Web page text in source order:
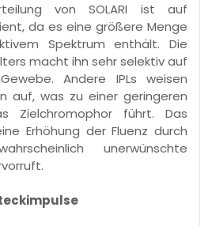
von SOLARI ist auf
da es eine größere Menge
Spektrum enthält. Die
macht ihn sehr selektiv auf
Andere IPLs weisen
auf, was zu einer geringeren
Zielchromophor führt. Das
Erhöhung der Fluenz durch
unerwünschte